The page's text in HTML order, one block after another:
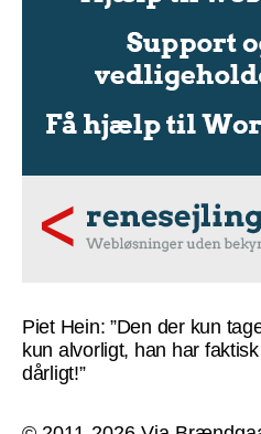
Piet Hein: ”Den der kun
kun alvorligt, han har
dårligt!”